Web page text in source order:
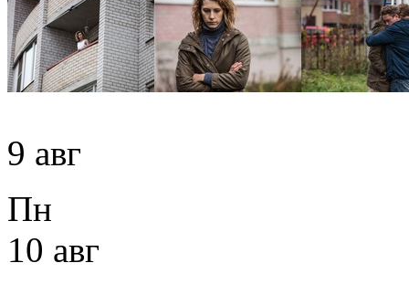
9 авг
Пн
10 авг